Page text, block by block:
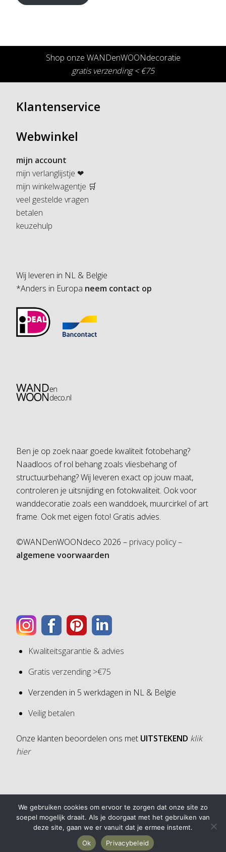
Shop onze WANDenWOONdecoratie
gratis verzending < €75
Klantenservice
Webwinkel
mijn account
mijn verlanglijstje ❤
mijn winkelwagentje 🛒
veel gestelde vragen
betalen
keuzehulp
Wij leveren in NL & Belgie
*Anders in Europa neem contact op
Ben je op zoek naar goede kwaliteit fotobehang?
Naadloos of rol behang zoals vliesbehang of
structuurbehang? Wij leveren exact op jouw maat,
controleren je uitsnijding en fotokwaliteit. Ook voor
wanddecoratie zoals een wanddoek, muurcirkel of art
frame. Ook met eigen foto! Gratis advies.
©WANDenWOONdeco 2026 – privacy policy –
algemene voorwaarden
Kwaliteitsgarantie & advies
Gratis verzending >€75
Verzenden in 5 werkdagen in NL & Belgie
Veilig betalen
Onze klanten beoordelen ons met UITSTEKEND klik
hier
4,6 van 5 sterren (op basis van 30 reviews)
We gebruiken cookies om ervoor te zorgen dat onze site zo
soepel mogelijk draait. Als je doorgaat met het gebruiken van
deze site, gaan we er vanuit dat je ermee instemt.
Ok
Privacybeleid